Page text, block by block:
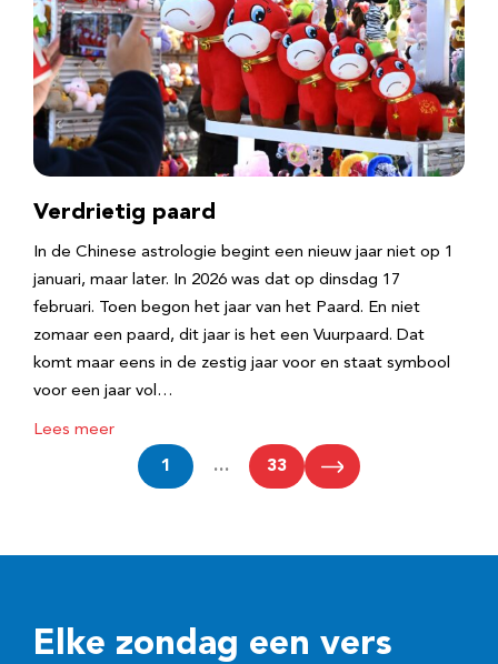
Verdrietig paard
In de Chinese astrologie begint een nieuw jaar niet op 1
januari, maar later. In 2026 was dat op dinsdag 17
februari. Toen begon het jaar van het Paard. En niet
zomaar een paard, dit jaar is het een Vuurpaard. Dat
komt maar eens in de zestig jaar voor en staat symbool
voor een jaar vol…
Lees meer
1 … 33
Elke zondag een vers